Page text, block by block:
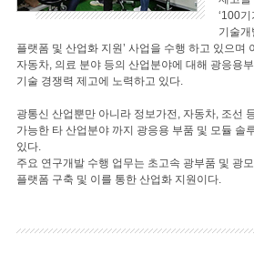
‘100
기술개
플랫폼 및 산업화 지원’ 사업을 수행 하고 있으며
자동차, 의료 분야 등의 산업분야에 대해 광응용
기술 경쟁력 제고에 노력하고 있다.
광통신 산업뿐만 아니라 정보가전, 자동차, 조선
가능한 타 산업분야 까지 광응용 부품 및 모듈 솔
있다.
주요 연구개발 수행 업무는 초고속 광부품 및 광
플랫폼 구축 및 이를 통한 산업화 지원이다.